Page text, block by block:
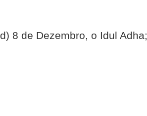
d) 8 de Dezembro, o Idul Adha;